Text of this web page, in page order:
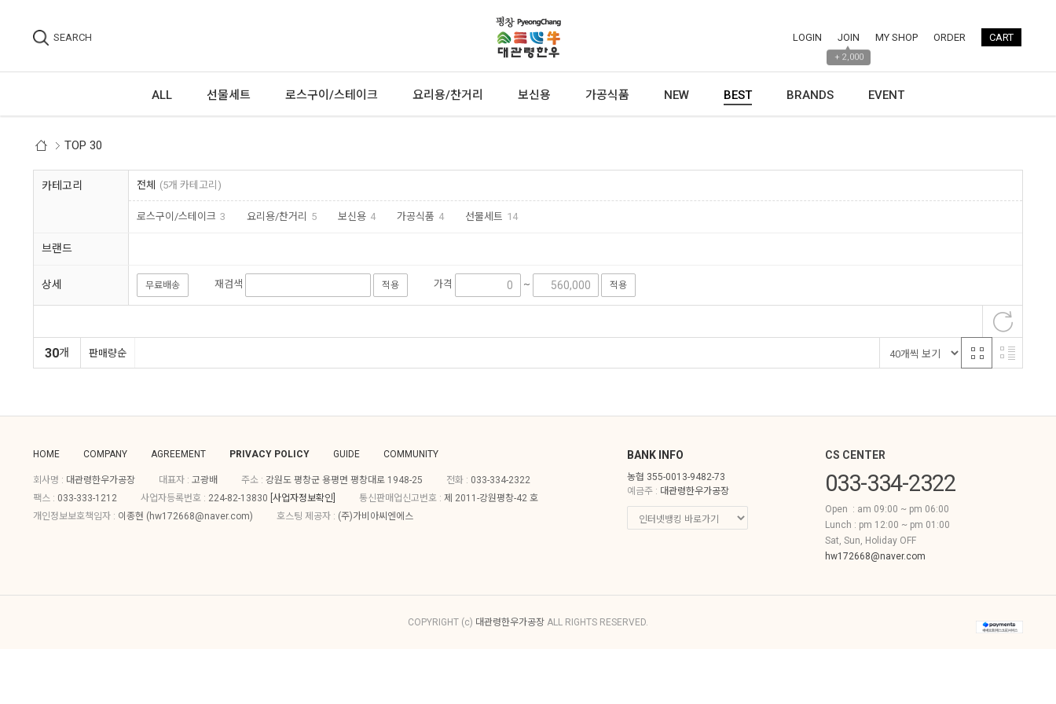
LOGIN JOIN
▲
+ 2,000
MY SHOP ORDER CART
SEARCH
ALL 선물세트 로스구이/스테이크 요리용/찬거리 보신용 가공식품 NEW BEST BRANDS EVENT
TOP 30
카테고리 전체 (5개 카테고리)
로스구이/스테이크 3 요리용/찬거리 5 보신용 4 가공식품 4 선물세트 14
브랜드
상세 무료배송 재검색 적용 가격 ~ 적용
30개 판매량순
HOME COMPANY AGREEMENT PRIVACY POLICY GUIDE COMMUNITY
회사명 : 대관령한우가공장 대표자 : 고광배 주소 : 강원도 평창군 용평면 평창대로 1948-25 전화 : 033-334-2322
팩스 : 033-333-1212 사업자등록번호 : 224-82-13830 [사업자정보확인] 통신판매업신고번호 : 제 2011-강원평창-42 호
개인정보보호책임자 : 이종현 ( hw172668@naver.com) 호스팅 제공자 : (주)가비아씨엔에스
BANK INFO
농협 355-0013-9482-73
예금주 : 대관령한우가공장
CS CENTER
033-334-2322
Open : am 09:00 ~ pm 06:00
Lunch : pm 12:00 ~ pm 01:00
Sat, Sun, Holiday OFF
hw172668@naver.com
COPYRIGHT (c) 대관령한우가공장 ALL RIGHTS RESERVED.